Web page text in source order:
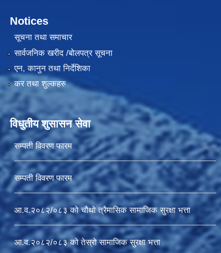
Notices
सूचना तथा समाचार
सार्वजनिक खरीद /बोलपत्र सूचना
एन, कानुन तथा निर्देशिका
कर तथा शुल्कहरु
विधुतीय शुसासन सेवा
सम्पती विवरण फारम
सम्पती विवरण फारम
आ.व.२०८२/०८३ को चौथो त्रैमासिक सामाजिक सुरक्षा भत्ता
आ.व.२०८२/०८३ को तेस्रो सामाजिक सुरक्षा भत्ता